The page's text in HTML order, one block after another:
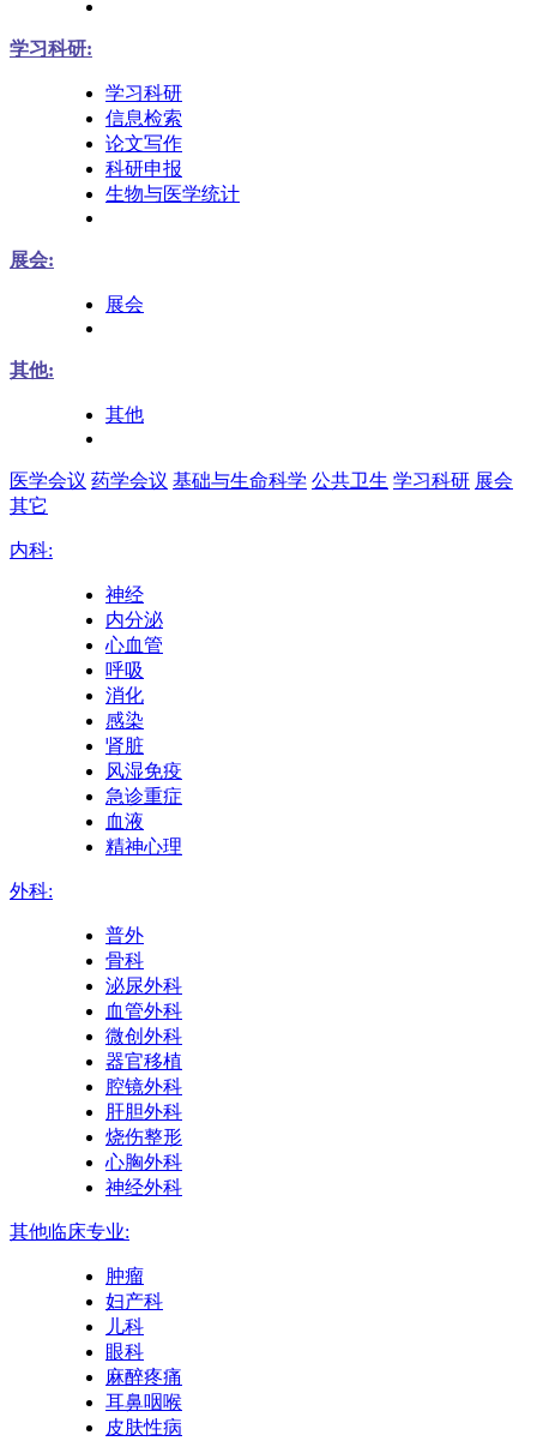
学习科研:
学习科研
信息检索
论文写作
科研申报
生物与医学统计
展会:
展会
其他:
其他
医学会议 药学会议 基础与生命科学 公共卫生 学习科研 展会
其它
内科:
神经
内分泌
心血管
呼吸
消化
感染
肾脏
风湿免疫
急诊重症
血液
精神心理
外科:
普外
骨科
泌尿外科
血管外科
微创外科
器官移植
腔镜外科
肝胆外科
烧伤整形
心胸外科
神经外科
其他临床专业:
肿瘤
妇产科
儿科
眼科
麻醉疼痛
耳鼻咽喉
皮肤性病